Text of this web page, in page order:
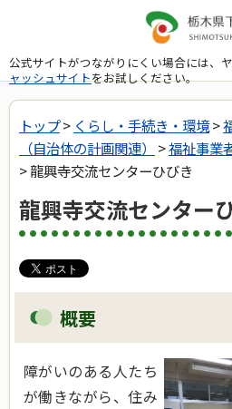
公式サイトがつながりにくい場合には、
ャッシュサイトをお試しください。
トップ> くらし・手続き・環境>
（自治体の計画関連）
>福祉事業
> 龍興寺交流センターひびき
龍興寺交流センター
概要
障がいのある人たち
が働きながら、住み